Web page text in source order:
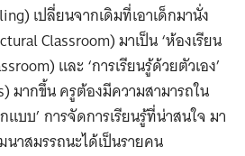
เปลี่ยนจากเดิมที่เอาเด็กมานั่ง
Classroom) มาเป็น ‘ห้องเรียน
และ ‘การเรียนรู้ด้วยตัวเอง’
มากขึ้น ครูต้องมีความสามารถใน
แบบ’ การจัดการเรียนรู้ที่น่าสนใจ มา
าสมรรถนะได้เป็นรายคน